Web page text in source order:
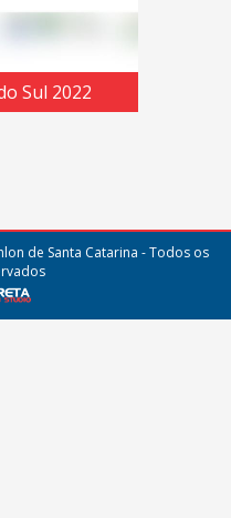
Sul 2022
de Santa Catarina - Todos os